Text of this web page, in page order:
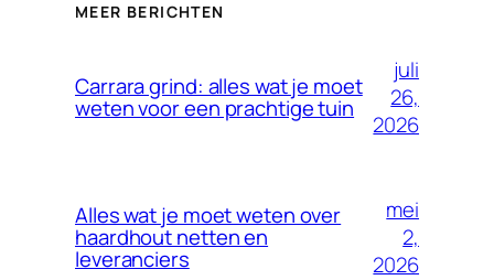
MEER BERICHTEN
Carrara grind: alles wat je moet
weten voor een prachtige tuin
juli
26,
2026
Alles wat je moet weten over
haardhout netten en
leveranciers
mei
2,
2026